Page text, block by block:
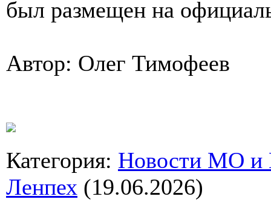
был размещен на
Автор: Олег Тимофеев
Категория: Новости МО
Ленпех (19.06.2026)